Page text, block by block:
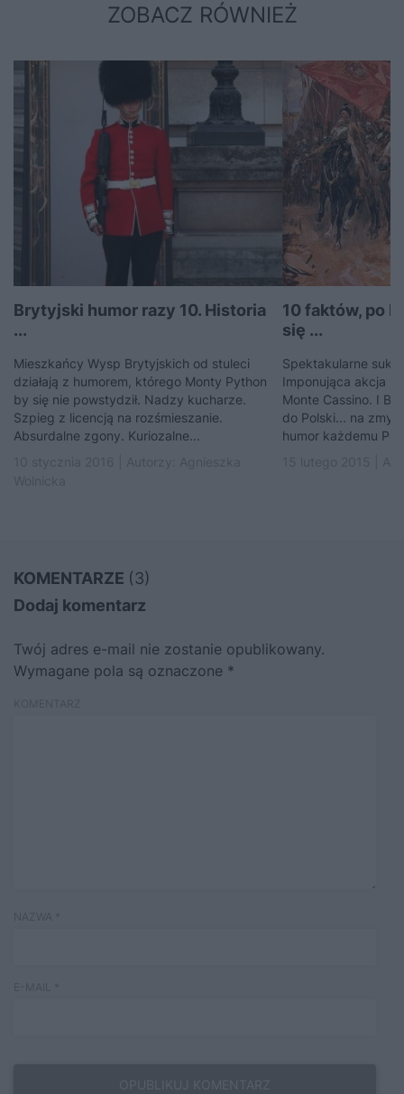
ZOBACZ RÓWNIEŻ
Brytyjski humor razy 10. Historia
...
Mieszkańcy Wysp Brytyjskich od stuleci
działają z humorem, którego Monty Python
by się nie powstydził. Nadzy kucharze.
Szpieg z licencją na rozśmieszanie.
Absurdalne zgony. Kuriozalne...
10 faktów, po
się ...
Spektakularne
Imponująca akcja
Monte Cassino. I
do Polski... na
humor każdemu
KOMENTARZE (3)
Dodaj komentarz
Twój adres e-mail nie zostanie opublikowany.
Wymagane pola są oznaczone *